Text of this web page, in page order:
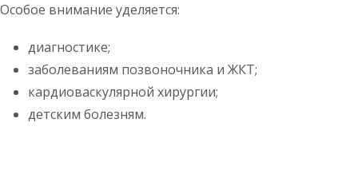
Особое внимание уделяется:
диагностике;
заболеваниям позвоночника и ЖКТ;
кардиоваскулярной хирургии;
детским болезням.